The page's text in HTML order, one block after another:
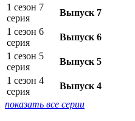
1 сезон 7
серия
Выпуск 7
1 сезон 6
серия
Выпуск 6
1 сезон 5
серия
Выпуск 5
1 сезон 4
серия
Выпуск 4
показать все серии